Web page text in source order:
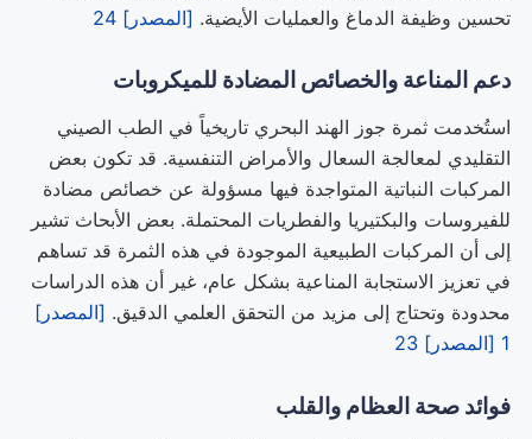
تحسين وظيفة الدماغ والعمليات الأيضية. [المصدر] 24
دعم المناعة والخصائص المضادة للميكروبات
استُخدمت ثمرة جوز الهند البحري تاريخياً في الطب الصيني
التقليدي لمعالجة السعال والأمراض التنفسية. قد تكون بعض
المركبات النباتية المتواجدة فيها مسؤولة عن خصائص مضادة
للفيروسات والبكتيريا والفطريات المحتملة. بعض الأبحاث تشير
إلى أن المركبات الطبيعية الموجودة في هذه الثمرة قد تساهم
في تعزيز الاستجابة المناعية بشكل عام، غير أن هذه الدراسات
محدودة وتحتاج إلى مزيد من التحقق العلمي الدقيق. [المصدر]
1 [المصدر] 23
فوائد صحة العظام والقلب